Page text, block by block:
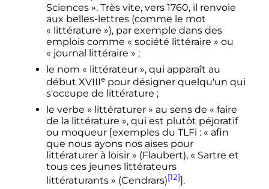
Sciences ». Très vite, vers 1760, il renvoie
aux belles-lettres (comme le mot
« littérature »), par exemple dans des
emplois comme « société littéraire » ou
« journal littéraire » ;
le nom « littérateur », qui apparaît au
début XVIIIepour désigner quelqu'un qui
s'occupe de littérature ;
le verbe « littératurer » au sens de « faire
de la littérature », qui est plutôt péjoratif
ou moqueur [exemples du TLFi : « afin
que nous ayons nos aises pour
littératurer à loisir » (Flaubert), « Sartre et
tous ces jeunes littérateurs
littératurants » (Cendrars)[12]].